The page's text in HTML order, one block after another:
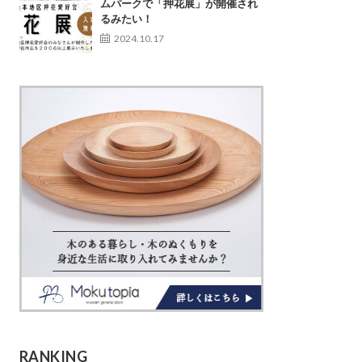
ムパークで「押花展」が開催され
るみたい！
2024.10.17
RANKING